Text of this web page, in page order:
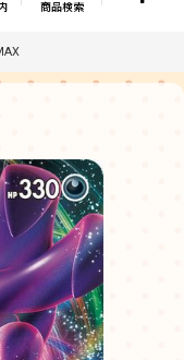
商品検索